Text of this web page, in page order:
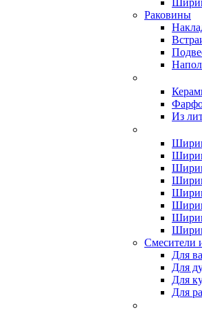
Раковины
Из
Смесители
Для
Для
Для
Для